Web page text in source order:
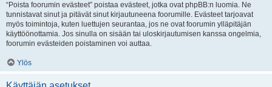
“Poista foorumin evästeet” poistaa evästeet, jotka ovat phpBB:n luomia. Ne
tunnistavat sinut ja pitävät sinut kirjautuneena foorumille. Evästeet tarjoavat
myös toimintoja, kuten luettujen seurantaa, jos ne ovat foorumin ylläpitäjän
käyttöönottamia. Jos sinulla on sisään tai uloskirjautumisen kanssa ongelmia,
foorumin evästeiden poistaminen voi auttaa.
Ylös